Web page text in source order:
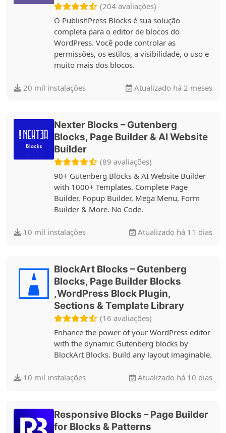
(204 avaliações)
O PublishPress Blocks é sua solução
completa para o editor de blocos do
WordPress. Você pode controlar as
permissões, os estilos, a visibilidade, o uso e
muito mais dos blocos.
20 mil instalações Atualizado há 2 meses
Nexter Blocks – Gutenberg
Blocks, Page Builder & AI Website
Builder
(89 avaliações)
90+ Gutenberg Blocks & AI Website Builder
with 1000+ Templates. Complete Page
Builder, Popup Builder, Mega Menu, Form
Builder & More. No Code.
10 mil instalações Atualizado há 11 dias
BlockArt Blocks – Gutenberg
Blocks, Page Builder Blocks
,WordPress Block Plugin,
Sections & Template Library
(16 avaliações)
Enhance the power of your WordPress editor
with the dynamic Gutenberg blocks by
BlockArt Blocks. Build any layout imaginable.
10 mil instalações Atualizado há 10 dias
Responsive Blocks – Page Builder
for Blocks & Patterns